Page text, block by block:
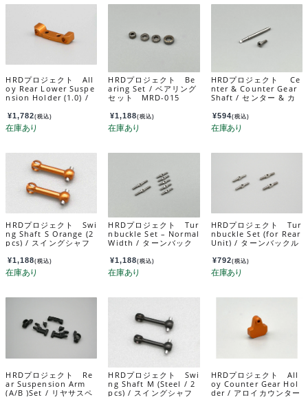
HRDプロジェクト All
oy Rear Lower Suspe
nsion Holder (1.0) /
ルダー (1.0) MRD-OP
022-10
¥1,782(税込)
HRDプロジェクト Be
aring Set / ベアリング
セット MRD-015
¥1,188(税込)
HRDプロジェクト Ce
nter & Counter Gear
Shaft / センター & カ
ト MRD-012
¥594(税込)
HRDプロジェクト Swi
ng Shaft S Orange (2
pcs) / スイングシャフ
入） MRD-OP016-S
¥1,188(税込)
HRDプロジェクト Tur
nbuckle Set – Normal
Width / ターンバック
RD-OP007
¥1,188(税込)
HRDプロジェクト Tur
nbuckle Set (for Rear
Unit) / ターンバックル
MRD-OP023
¥792(税込)
HRDプロジェクト Re
ar Suspension Arm
(A/B )Set / リヤサスペ
HRDプロジェクト Swi
ng Shaft M (Steel / 2
pcs) / スイングシャフ
HRDプロジェクト All
oy Counter Gear Hol
der / アロイカウンター